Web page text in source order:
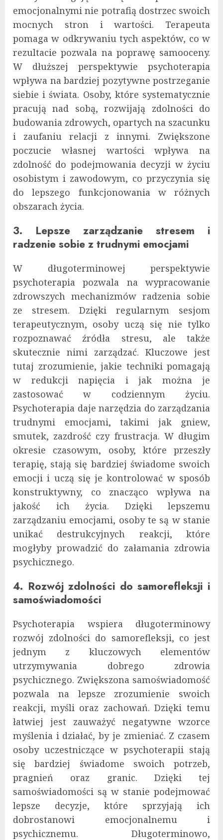
emocjonalnymi nie potrafią dostrzec swoich
mocnych stron i wartości. Terapeuta
pomaga w odkrywaniu tych aspektów, co w
rezultacie pozwala na poprawę samooceny.
W dłuższej perspektywie psychoterapia
wpływa na bardziej pozytywne postrzeganie
siebie i świata. Osoby, które systematycznie
pracują nad sobą, rozwijają zdolności do
budowania zdrowych, opartych na szacunku
i zaufaniu relacji z innymi. Zwiększone
poczucie własnej wartości wpływa na
zdolność do podejmowania decyzji w życiu
osobistym i zawodowym, co przyczynia się
do lepszego funkcjonowania w różnych
obszarach życia.
3. Lepsze zarządzanie stresem i
radzenie sobie z trudnymi emocjami
W długoterminowej perspektywie
psychoterapia pozwala na wypracowanie
zdrowszych mechanizmów radzenia sobie
ze stresem. Dzięki regularnym sesjom
terapeutycznym, osoby uczą się nie tylko
rozpoznawać źródła stresu, ale także
skutecznie nimi zarządzać. Kluczowe jest
tutaj zrozumienie, jakie techniki pomagają
w redukcji napięcia i jak można je
zastosować w codziennym życiu.
Psychoterapia daje narzędzia do zarządzania
trudnymi emocjami, takimi jak gniew,
smutek, zazdrość czy frustracja. W długim
okresie czasowym, osoby, które przeszły
terapię, stają się bardziej świadome swoich
emocji i uczą się je kontrolować w sposób
konstruktywny, co znacząco wpływa na
jakość ich życia. Dzięki lepszemu
zarządzaniu emocjami, osoby te są w stanie
unikać destrukcyjnych reakcji, które
mogłyby prowadzić do załamania zdrowia
psychicznego.
4. Rozwój zdolności do samorefleksji i
samoświadomości
Psychoterapia wspiera długoterminowy
rozwój zdolności do samorefleksji, co jest
jednym z kluczowych elementów
utrzymywania dobrego zdrowia
psychicznego. Zwiększona samoświadomość
pozwala na lepsze zrozumienie swoich
reakcji, myśli oraz zachowań. Dzięki temu
łatwiej jest zauważyć negatywne wzorce
myślenia i działać, by je zmieniać. Z czasem
osoby uczestniczące w psychoterapii stają
się bardziej świadome swoich potrzeb,
pragnień oraz granic. Dzięki tej
samoświadomości są w stanie podejmować
lepsze decyzje, które sprzyjają ich
dobrostanowi emocjonalnemu i
psychicznemu. Długoterminowo,